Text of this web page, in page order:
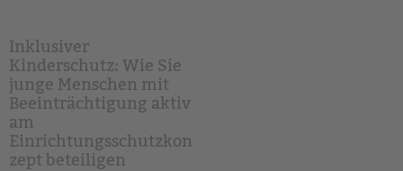
Förderzentren
Kollegs
EFöB
Schulbezogene Sozialarbeit
Tagesgruppen
HILFEN ZUR ERZIEHUNG
Inklusiver
Kinderschutz: Wie Sie
junge Menschen mit
Beeinträchtigung aktiv
am
Einrichtungsschutzkon
zept beteiligen